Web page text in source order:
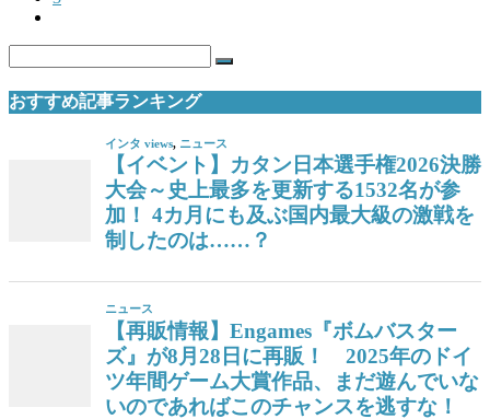
おすすめ記事ランキング
インタ views, ニュース
【イベント】カタン日本選手権2026決勝
大会～史上最多を更新する1532名が参
加！ 4カ月にも及ぶ国内最大級の激戦を
制したのは……？
ニュース
【再販情報】Engames『ボムバスター
ズ』が8月28日に再販！ 2025年のドイ
ツ年間ゲーム大賞作品、まだ遊んでいな
いのであればこのチャンスを逃すな！